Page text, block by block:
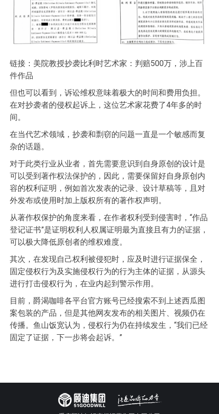
链接：美院教授抄袭比利时艺术家：判赔500万，涉上百
件作品
但也可以看到，诉讼维权意味着极大的时间和费用负担。
在对抄袭者的侵权起诉上，这位艺术家花费了4年多的时
间。
在当代艺术领域，抄袭和剽窃的问题一直是一个敏感而复
杂的话题。
对于此类行业从业者，首先需要意识到自身原创的设计是
可以受到著作权法保护的，因此，需要保留好自身原创内
容的权利证明，例如首次发表的记录、设计草稿等，且对
外发布或使用时加上版权所有的著作权声明。
从著作权保护的角度来看，在作者权利受到侵害时，“作品
登记证书”是证明权利人权属证明最为直接且有力的证据，
可以极大降低原创者的维权难度。
其次，在发现自己权利被侵犯时，应及时进行证据保全，
固定侵权行为及实施侵权行为的行为主体的证据，从源头
进行打击侵权行为，在业内起到警示作用。
目前，爵渴咖啡各平台官方账号已经搜索不到上述西瓜图
案包装的产品，但是其他网友发布的相关图片、视频仍在
传播。鱼山饭宽认为，侵权行为仍在持续发生，“我们已经
固定了证据，下一步将会起诉。”